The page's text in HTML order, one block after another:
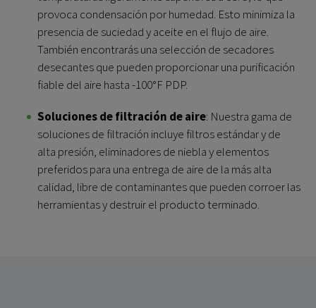
provoca condensación por humedad. Esto minimiza la
presencia de suciedad y aceite en el flujo de aire.
También encontrarás una selección de secadores
desecantes que pueden proporcionar una purificación
fiable del aire hasta -100°F PDP.
Soluciones de filtración de aire: Nuestra gama de
soluciones de filtración incluye filtros estándar y de
alta presión, eliminadores de niebla y elementos
preferidos para una entrega de aire de la más alta
calidad, libre de contaminantes que pueden corroer las
herramientas y destruir el producto terminado.